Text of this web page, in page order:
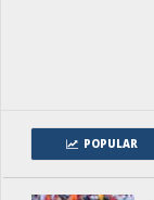
POPULAR